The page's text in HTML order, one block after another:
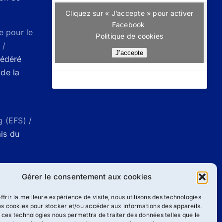
Gérer le consentement aux cookies
la meilleure expérience de visite, nous utilisons des technologies
cookies pour stocker et/ou accéder aux informations des appareils.
technologies nous permettra de traiter des données telles que le
pour le
/
la
(EFS) /
du
Liste des
Cliquez sur « J’accepte » pour activer
Facebook
Politique de cookies
J’accepte